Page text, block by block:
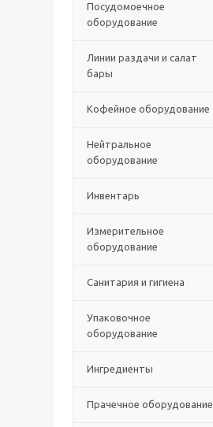
Посудомоечное
оборудование
Линии раздачи и салат
бары
Кофейное оборудование
Нейтральное
оборудование
Инвентарь
Измерительное
оборудование
Санитария и гигиена
Упаковочное
оборудование
Ингредиенты
Прачечное оборудование